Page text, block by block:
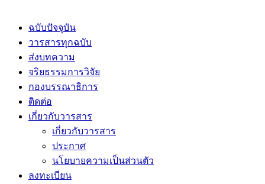
ฉบับปัจจุบัน
วารสารทุกฉบับ
ส่งบทความ
จริยธรรมการวิจัย
กองบรรณาธิการ
ติดต่อ
เกี่ยวกับวารสาร
เกี่ยวกับวารสาร
ประกาศ
นโยบายความเป็นส่วนตัว
ลงทะเบียน